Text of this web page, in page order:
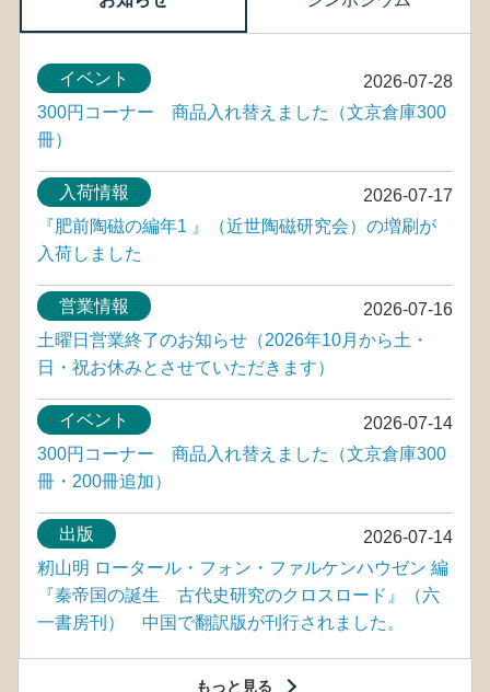
2026-07-28
イベント
300円コーナー 商品入れ替えました（文京倉庫300
冊）
2026-07-17
入荷情報
『肥前陶磁の編年1 』（近世陶磁研究会）の増刷が
入荷しました
2026-07-16
営業情報
土曜日営業終了のお知らせ（2026年10月から土・
日・祝お休みとさせていただきます）
2026-07-14
イベント
300円コーナー 商品入れ替えました（文京倉庫300
冊・200冊追加）
2026-07-14
出版
籾山明 ロータール・フォン・ファルケンハウゼン 編
『秦帝国の誕生 古代史研究のクロスロード』（六
一書房刊） 中国で翻訳版が刊行されました。
もっと見る